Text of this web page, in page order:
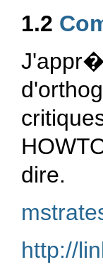
1.2
dire.
http://